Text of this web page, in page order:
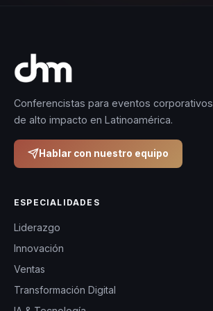
Conferencistas para eventos corporativos
de alto impacto en Latinoamérica.
Hablar con nuestro equipo
ESPECIALIDADES
Liderazgo
Innovación
Ventas
Transformación Digital